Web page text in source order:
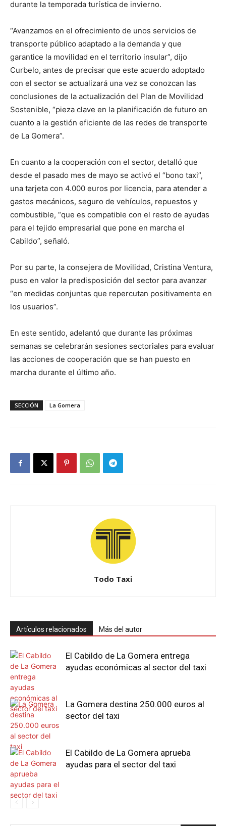
durante la temporada turística de invierno.
“Avanzamos en el ofrecimiento de unos servicios de
transporte público adaptado a la demanda y que
garantice la movilidad en el territorio insular”, dijo
Curbelo, antes de precisar que este acuerdo adoptado
con el sector se actualizará una vez se conozcan las
conclusiones de la actualización del Plan de Movilidad
Sostenible, “pieza clave en la planificación de futuro en
cuanto a la gestión eficiente de las redes de transporte
de La Gomera”.
En cuanto a la cooperación con el sector, detalló que
desde el pasado mes de mayo se activó el “bono taxi”,
una tarjeta con 4.000 euros por licencia, para atender a
gastos mecánicos, seguro de vehículos, repuestos y
combustible, “que es compatible con el resto de ayudas
para el tejido empresarial que pone en marcha el
Cabildo”, señaló.
Por su parte, la consejera de Movilidad, Cristina Ventura,
puso en valor la predisposición del sector para avanzar
“en medidas conjuntas que repercutan positivamente en
los usuarios”.
En este sentido, adelantó que durante las próximas
semanas se celebrarán sesiones sectoriales para evaluar
las acciones de cooperación que se han puesto en
marcha durante el último año.
SECCIÓN La Gomera
Todo Taxi
Artículos relacionados Más del autor
El Cabildo de La Gomera entrega
ayudas económicas al sector del taxi
La Gomera destina 250.000 euros al
sector del taxi
El Cabildo de La Gomera aprueba
ayudas para el sector del taxi